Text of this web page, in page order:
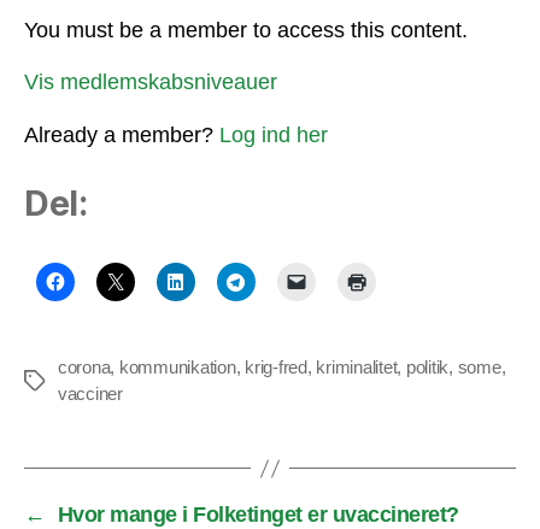
You must be a member to access this content.
Vis medlemskabsniveauer
Already a member? Log ind her
Del:
Tags
corona, kommunikation, krig-fred, kriminalitet, politik, some,
vacciner
←
Hvor mange i Folketinget er uvaccineret?